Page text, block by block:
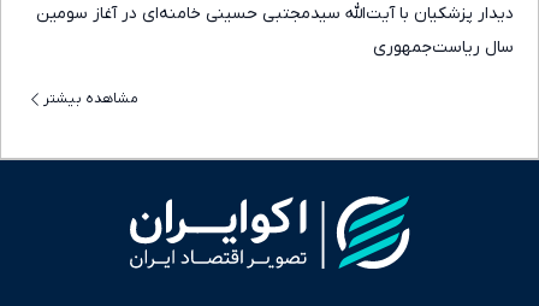
دیدار پزشکیان با آیت‌الله سیدمجتبی حسینی خامنه‌ای در آغاز سومین
سال ریاست‌جمهوری
مشاهده بیشتر